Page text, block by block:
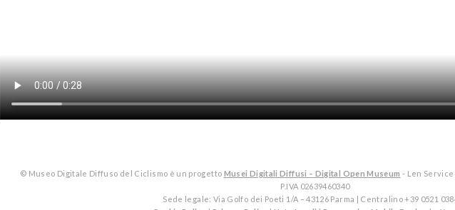
© Museo Digitale Diffuso del Ciclismo è un progetto Musei Digitali Diffusi – Digital Open Museum - Len Service
P.IVA 02639460340
Sede legale: Via Golfo dei Poeti 1/A – 43126 Parma | Centralino +39 0521